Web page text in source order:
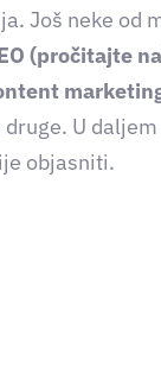
Još neke od
(pročitajte
U
objasniti.